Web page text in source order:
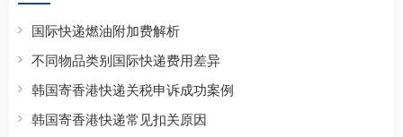
国际快递燃油附加费解析
不同物品类别国际快递费用差异
韩国寄香港快递关税申诉成功案例
韩国寄香港快递常见扣关原因